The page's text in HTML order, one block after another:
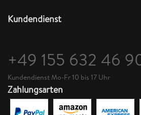
Kundendienst
+49 155 632 46
Kundendienst Mo-Fr 10 bis 17 Uhr
Zahlungsarten